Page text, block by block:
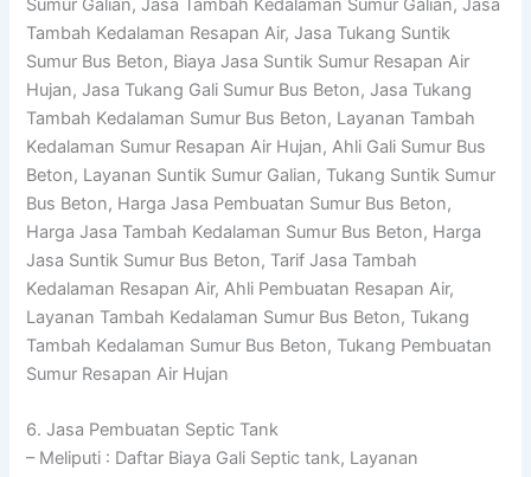
Tambah Kedalaman Resapan Air, Jasa Tukang Suntik
Sumur Bus Beton, Biaya Jasa Suntik Sumur Resapan Air
Hujan, Jasa Tukang Gali Sumur Bus Beton, Jasa Tukang
Tambah Kedalaman Sumur Bus Beton, Layanan Tambah
Kedalaman Sumur Resapan Air Hujan, Ahli Gali Sumur Bus
Beton, Layanan Suntik Sumur Galian, Tukang Suntik Sumur
Bus Beton, Harga Jasa Pembuatan Sumur Bus Beton,
Harga Jasa Tambah Kedalaman Sumur Bus Beton, Harga
Jasa Suntik Sumur Bus Beton, Tarif Jasa Tambah
Kedalaman Resapan Air, Ahli Pembuatan Resapan Air,
Layanan Tambah Kedalaman Sumur Bus Beton, Tukang
Tambah Kedalaman Sumur Bus Beton, Tukang Pembuatan
Sumur Resapan Air Hujan
6. Jasa Pembuatan Septic Tank
– Meliputi : Daftar Biaya Gali Septic tank, Layanan